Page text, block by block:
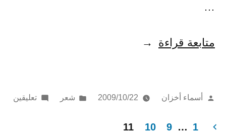
…
متابعة قراءة “جسد
والعقل!!”
تمّ
بواسطة
أسماء أخزان 2009/10/22
نُشر
شعر تعليقين
1
…
9
10
11